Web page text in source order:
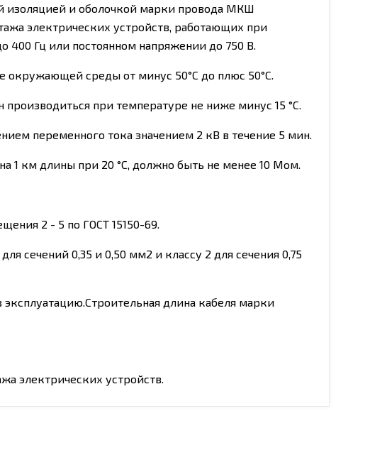
изоляцией и оболочкой марки провода МКШ
электрических устройств, работающих при
Гц или постоянном напряжении до 750 В.
окружающей среды от минус 50°С до плюс 50°С.
при температуре не ниже минус 15 °С.
переменного тока значением 2 кВ в течение 5 мин.
1 км длины при 20 °С, должно быть не менее 10 Мом.
2 - 5 по ГОСТ 15150-69.
сечений 0,35 и 0,50 мм2 и классу 2 для сечения 0,75
длина кабеля марки
электрических устройств.